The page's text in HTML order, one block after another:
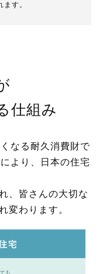
す。
仕組み
なる耐久消費財で
より、日本の住宅
、皆さんの大切な
変わります。